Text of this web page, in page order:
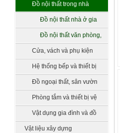
Đồ nội thất trong nhà
Đồ nội thất nhà ở gia
Đồ nội thất văn phòng,
công cộng
Cửa, vách và phụ kiện
Hệ thống bếp và thiết bị
Đồ ngoại thất, sân vườn
Phòng tắm và thiết bị vệ
Vật dụng gia đình và đồ
làm vườn
Vật liệu xây dựng